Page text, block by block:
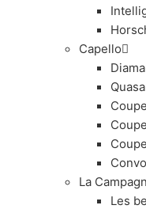
Capello
La
Les